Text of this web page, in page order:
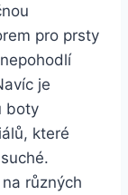
pro prsty
je
boty
které
různých